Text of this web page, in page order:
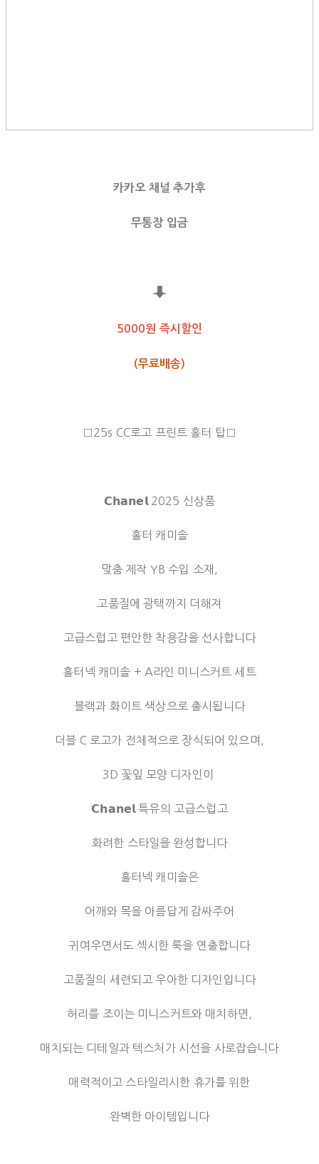
카카오 채널 추가후
무통장 입금
⬇
5000원 즉시할인
(무료배송)
□25s CC로고 프린트 홀터 탑□
𝗖𝗵𝗮𝗻𝗲𝗹 2025 신상품
홀터 캐미솔
맞춤 제작 YB 수입 소재,
고품질에 광택까지 더해져
고급스럽고 편안한 착용감을 선사합니다
홀터넥 캐미솔 + A라인 미니스커트 세트
블랙과 화이트 색상으로 출시됩니다
더블 C 로고가 전체적으로 장식되어 있으며,
3D 꽃잎 모양 디자인이
𝗖𝗵𝗮𝗻𝗲𝗹 특유의 고급스럽고
화려한 스타일을 완성합니다
홀터넥 캐미솔은
어깨와 목을 아름답게 감싸주어
귀여우면서도 섹시한 룩을 연출합니다
고품질의 세련되고 우아한 디자인입니다
허리를 조이는 미니스커트와 매치하면,
매치되는 디테일과 텍스처가 시선을 사로잡습니다
매력적이고 스타일리시한 휴가를 위한
완벽한 아이템입니다